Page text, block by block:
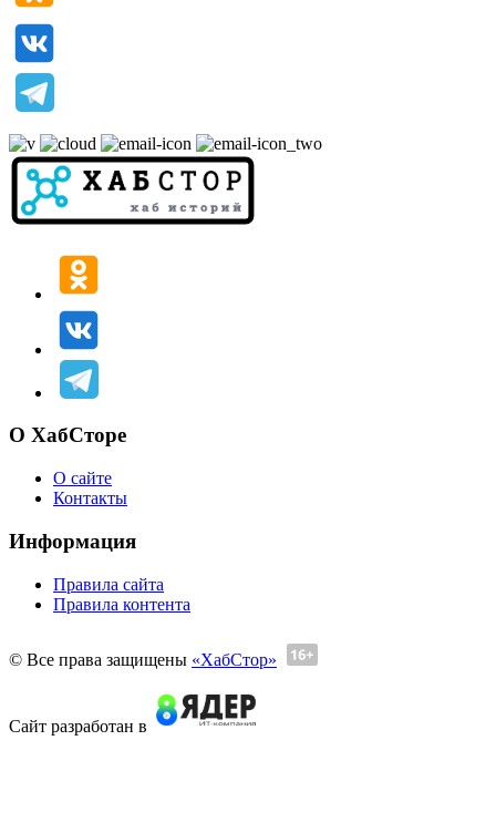
О ХабСторе
О сайте
Контакты
Информация
Правила сайта
Правила контента
© Все права защищены «ХабСтор»
Сайт разработан в